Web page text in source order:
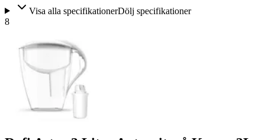
Visa alla specifikationerDölj specifikationer
8